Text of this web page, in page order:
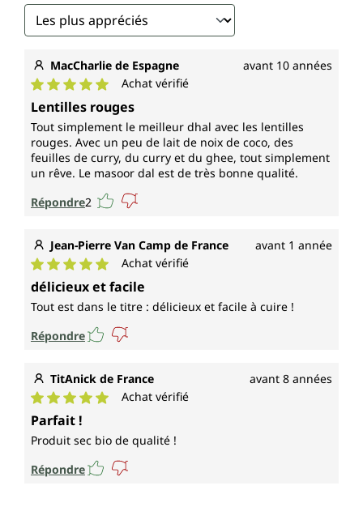
MacCharlie de Espagne avant 10 années
Note moyenne de 5 sur 5 étoiles
Achat vérifié
Lentilles rouges
Tout simplement le meilleur dhal avec les lentilles
rouges. Avec un peu de lait de noix de coco, des
feuilles de curry, du curry et du ghee, tout simplement
un rêve. Le masoor dal est de très bonne qualité.
Répondre2
Jean-Pierre Van Camp de France avant 1 année
Note moyenne de 5 sur 5 étoiles
Achat vérifié
délicieux et facile
Tout est dans le titre : délicieux et facile à cuire !
Répondre
TitAnick de France avant 8 années
Note moyenne de 5 sur 5 étoiles
Achat vérifié
Parfait !
Produit sec bio de qualité !
Répondre